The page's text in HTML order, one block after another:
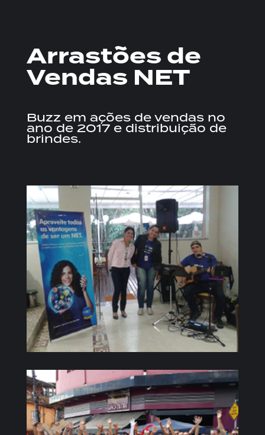
Arrastões de
Vendas NET
Buzz em ações de vendas no
ano de 2017 e distribuição de
brindes.